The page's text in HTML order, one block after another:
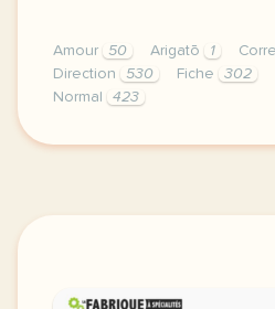
Amour 50 Arigatō 1
Direction
530 Fiche 302
Normal
423
didomi host didomi